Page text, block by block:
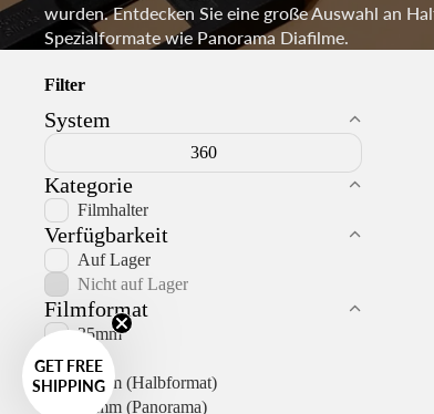
wurden. Entdecken Sie eine große Auswahl an
Spezialformate wie Panorama Diafilme.
Filter
System
360
Kategorie
Filmhalter
Verfügbarkeit
Auf Lager
Nicht auf Lager
Filmformat
35mm
120
35mm (Halbformat)
35mm (Panorama)
GET FREE
SHIPPING